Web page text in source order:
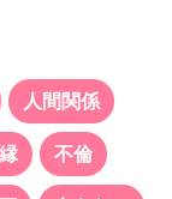
人間関係
不倫